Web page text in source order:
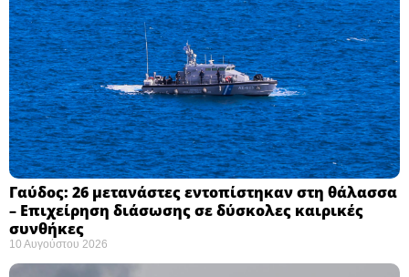
Γαύδος: 26 μετανάστες εντοπίστηκαν στη θάλασσα
– Επιχείρηση διάσωσης σε δύσκολες καιρικές
συνθήκες ​
10 Αυγούστου 2026